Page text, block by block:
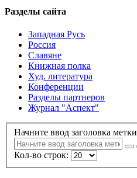
Разделы сайта
Западная Русь
Россия
Славяне
Книжная полка
Худ. литература
Конференции
Разделы партнеров
Журнал "Аспект"
Начните ввод заголовка метки
Кол-во строк: